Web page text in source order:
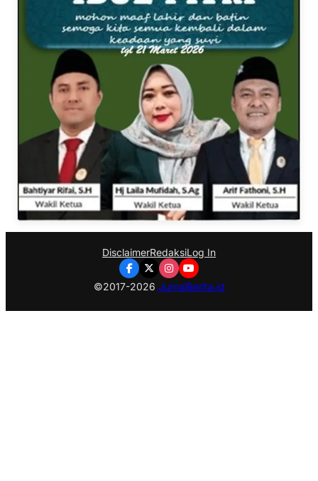
DisclaimerRedaksiLog In
©2017-2026 JurnalBerita.id